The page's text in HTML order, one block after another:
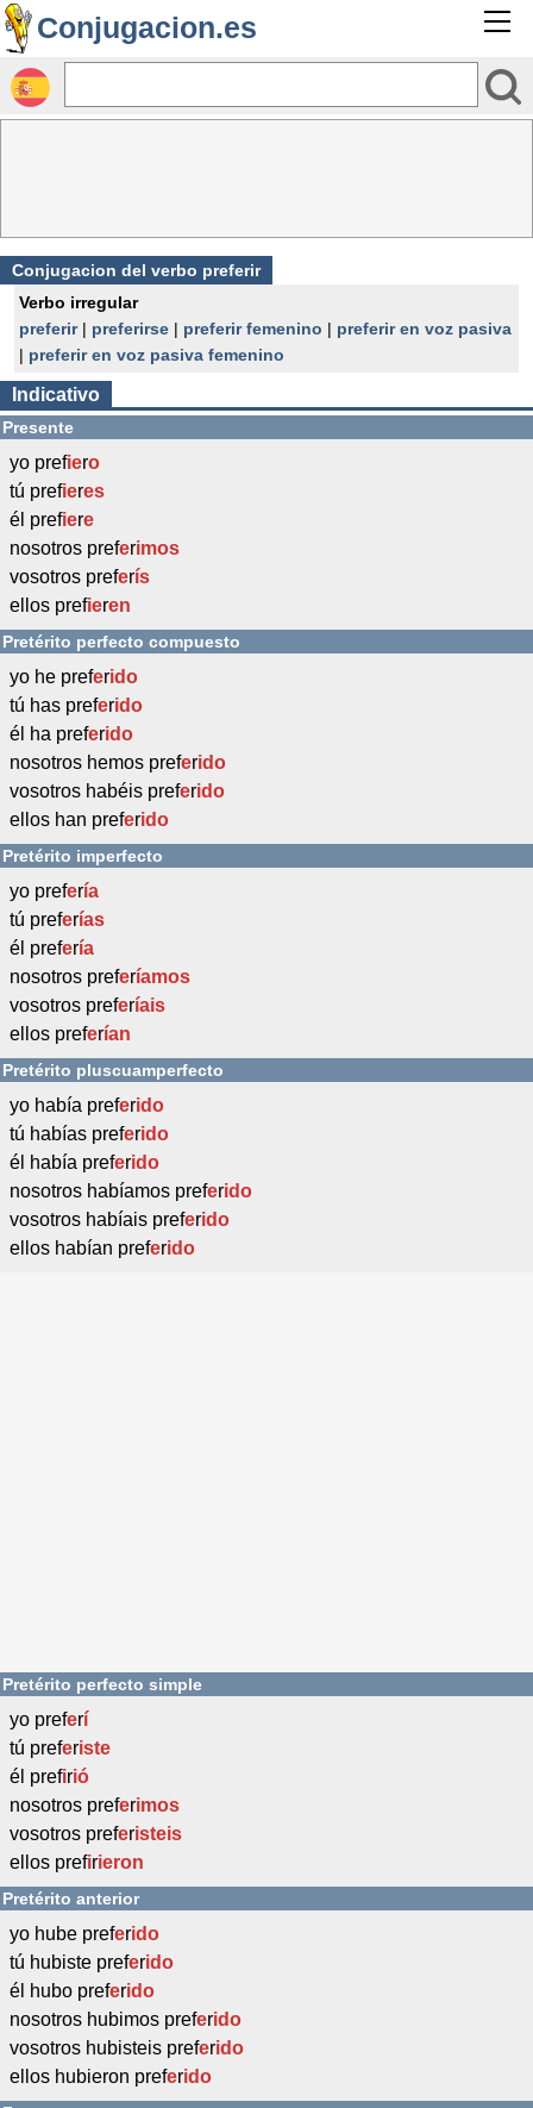
Conjugacion.es
Conjugacion del verbo preferir
Verbo irregular
preferir| preferirse | preferir femenino | preferir en voz pasiva
| preferir en voz pasiva femenino
Indicativo
Presente
yo prefiero
tú prefieres
él prefiere
nosotros preferimos
vosotros preferís
ellos prefieren
Pretérito perfecto compuesto
yo he preferido
tú has preferido
él ha preferido
nosotros hemos preferido
vosotros habéis preferido
ellos han preferido
Pretérito imperfecto
yo prefería
tú preferías
él prefería
nosotros preferíamos
vosotros preferíais
ellos preferían
Pretérito pluscuamperfecto
yo había preferido
tú habías preferido
él había preferido
nosotros habíamos preferido
vosotros habíais preferido
ellos habían preferido
Pretérito perfecto simple
yo preferí
tú preferiste
él prefirió
nosotros preferimos
vosotros preferisteis
ellos prefirieron
Pretérito anterior
yo hube preferido
tú hubiste preferido
él hubo preferido
nosotros hubimos preferido
vosotros hubisteis preferido
ellos hubieron preferido